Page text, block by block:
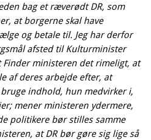
bag et ræverødt DR, som
at borgerne skal have
og betale til. Jeg har derfor
afsted til Kulturminister
Finder ministeren det rimeligt, at
af deres arbejde efter, at
indhold, hun medvirker i,
mener ministeren ydermere,
politikere bør stilles samme
at DR bør gøre sig lige så